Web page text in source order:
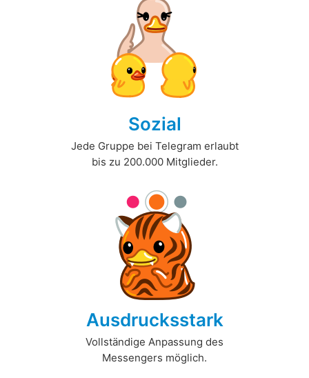
Sozial
Jede Gruppe bei Telegram erlaubt
bis zu 200.000 Mitglieder.
Ausdrucksstark
Vollständige Anpassung des
Messengers möglich.